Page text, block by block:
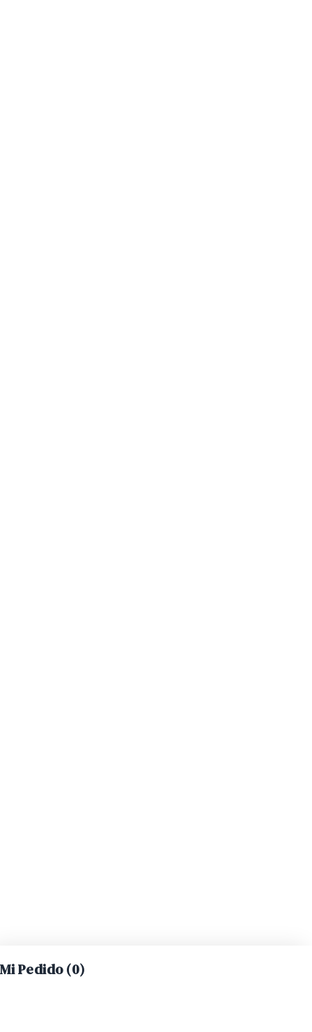
Mi Pedido (0)